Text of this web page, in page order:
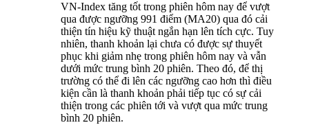
VN-Index tăng tốt trong phiên hôm nay để vượt
qua được ngưỡng 991 điểm (MA20) qua đó cải
thiện tín hiệu kỹ thuật ngắn hạn lên tích cực. Tuy
nhiên, thanh khoản lại chưa có được sự thuyết
phục khi giảm nhẹ trong phiên hôm nay và vẫn
dưới mức trung bình 20 phiên. Theo đó, để thị
trường có thể đi lên các ngưỡng cao hơn thì điều
kiện cần là thanh khoản phải tiếp tục có sự cải
thiện trong các phiên tới và vượt qua mức trung
bình 20 phiên.